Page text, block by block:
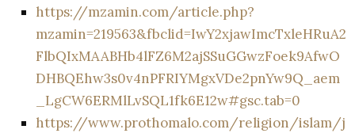
https://mzamin.com/article.php?
mzamin=219563&fbclid=IwY2xjawImcTxleHRuA2
FlbQIxMAABHb4lFZ6M2ajSSuGGwzFoek9AfwO
DHBQEhw3s0v4nPFRIYMgxVDe2pnYw9Q_aem
_LgCW6ERMlLvSQL1fk6E12w#gsc.tab=0
https://www.prothomalo.com/religion/islam/j